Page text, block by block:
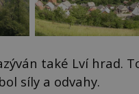
také Lví hrad.
síly a odvahy.